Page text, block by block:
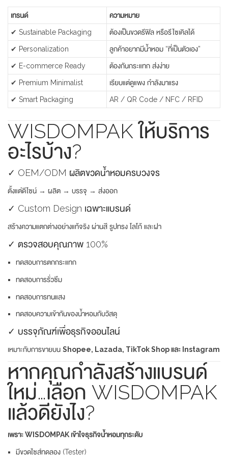
เทรนด์ ความหมาย
✔ Sustainable Packaging ต้องเป็นขวดรีฟิล หรือรีไซเคิลได้
✔ Personalization ลูกค้าอยากมีน้ำหอม “ที่เป็นตัวเอง”
✔ E-commerce Ready ต้องกันกระแทก ส่งง่าย
✔ Premium Minimalist เรียบแต่ดูแพง กำลังมาแรง
✔ Smart Packaging AR / QR Code / NFC / RFID
WISDOMPAK ให้บริการ
อะไรบ้าง?
✓ OEM/ODM ผลิตขวดน้ำหอมครบวงจร
ตั้งแต่ดีไซน์ → ผลิต → บรรจุ → ส่งออก
✓ Custom Design เฉพาะแบรนด์
สร้างความแตกต่างอย่างแท้จริง ผ่านสี รูปทรง โลโก้ และฝา
✓ ตรวจสอบคุณภาพ 100%
ทดสอบการตกกระแทก
ทดสอบการรั่วซึม
ทดสอบการทนแสง
ทดสอบความเข้ากันของน้ำหอมกับวัสดุ
✓ บรรจุภัณฑ์เพื่อธุรกิจออนไลน์
เหมาะกับการขายบน Shopee, Lazada, TikTok Shop และ Instagram
หากคุณกำลังสร้างแบรนด์
ใหม่…เลือก WISDOMPAK
แล้วดียังไง?
เพราะ WISDOMPAK เข้าใจธุรกิจน้ำหอมทุกระดับ
มีขวดไซส์ทดลอง (Tester)